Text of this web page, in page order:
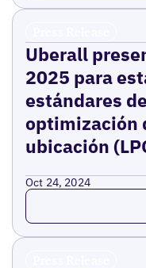
Uberall
2025 para
estándares
optimización
ubicación
Oct 24, 2024
Read more